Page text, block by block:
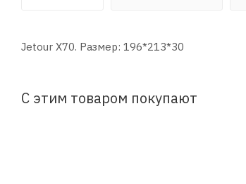
Jetour X70. Размер: 196*213*30
С этим товаром покупают